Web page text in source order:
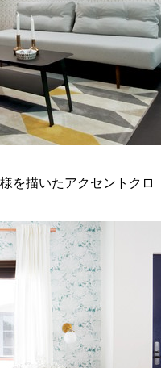
を描いたアクセントクロ